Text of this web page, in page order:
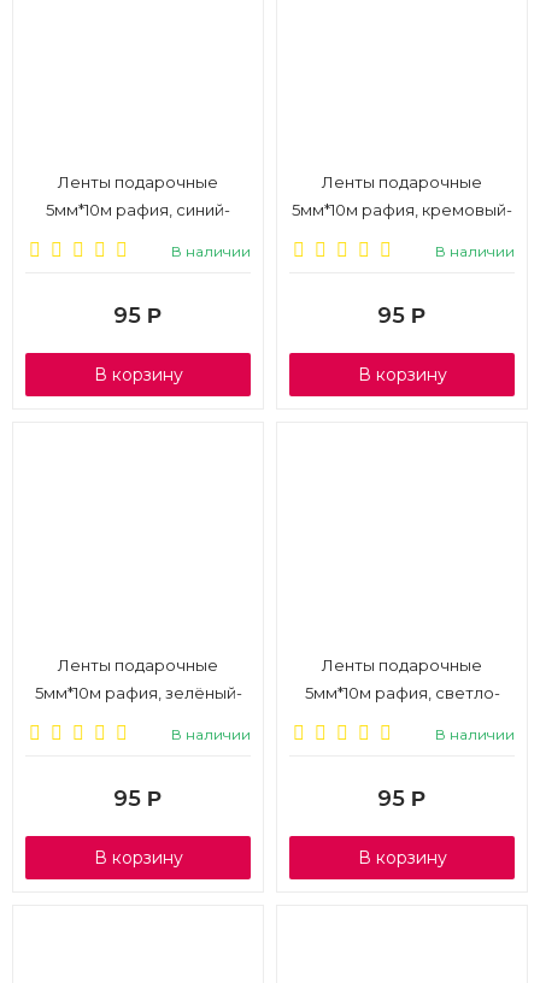
Ленты подарочные
5мм*10м рафия, синий-
В наличии
95 Р
В корзину
Ленты подарочные
5мм*10м рафия, кремовый-
В наличии
95 Р
В корзину
Ленты подарочные
5мм*10м рафия, зелёный-
В наличии
95 Р
В корзину
Ленты подарочные
5мм*10м рафия, светло-
В наличии
95 Р
В корзину